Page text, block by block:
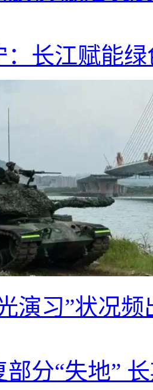
：长江赋能
演习”状况
部分“失地”